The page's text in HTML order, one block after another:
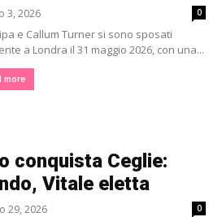
3, 2026 0
e Callum Turner si sono sposati
a Londra il 31 maggio 2026, con una...
more
conquista Ceglie:
Vitale eletta
29, 2026 0